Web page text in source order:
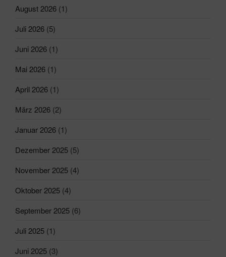
August 2026 (1)
Juli 2026 (5)
Juni 2026 (1)
Mai 2026 (1)
April 2026 (1)
März 2026 (2)
Januar 2026 (1)
Dezember 2025 (5)
November 2025 (4)
Oktober 2025 (4)
September 2025 (6)
Juli 2025 (1)
Juni 2025 (3)